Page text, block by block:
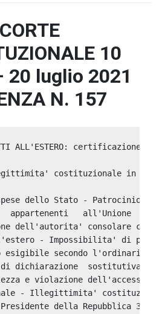
CORTE
10
20 luglio 2021
N. 157
ALL'ESTERO: certificazione
costituzionale in via
dello Stato - Patrocinio a
appartenenti   all'Unione
dell'autorita' consolare
- Impossibilita' di
esigibile secondo l'ordinaria
dichiarazione  sostitutiva  -
e violazione dell'accesso
- Illegittimita'
della Repubblica 30